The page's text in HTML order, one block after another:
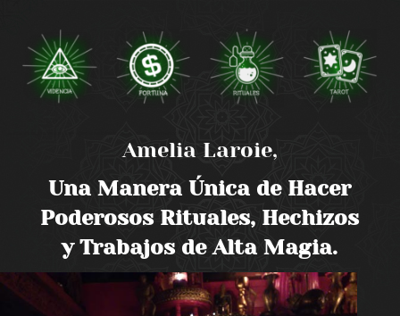
Amelia Laroie,
Una Manera Única de Hacer
Poderosos Rituales, Hechizos
y Trabajos de Alta Magia.